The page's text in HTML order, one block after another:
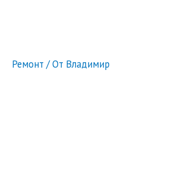
Ремонт / От Владимир